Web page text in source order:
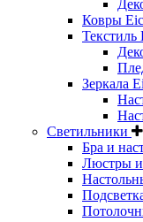
Ковры
Текстиль
Зеркала
Светильники
Бра и
Люстры и